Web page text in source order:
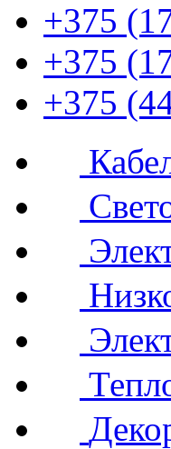
+375
+375
+375